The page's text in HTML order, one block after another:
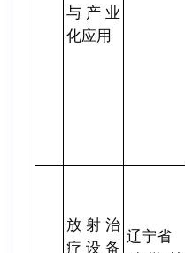
与产业
化应用
放射治
疗设备
辽宁省